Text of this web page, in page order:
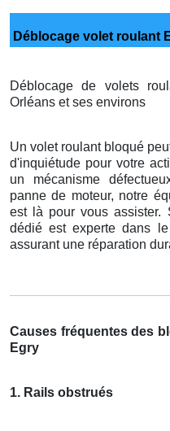
Déblocage volet roulant
Déblocage de volets
Orléans et ses environs
Un volet roulant bloqué
d'inquiétude pour votre
un mécanisme
panne de moteur, notre
est là pour vous assister.
dédié est experte dans
assurant une réparation
Causes fréquentes des
Egry
1. Rails obstrués